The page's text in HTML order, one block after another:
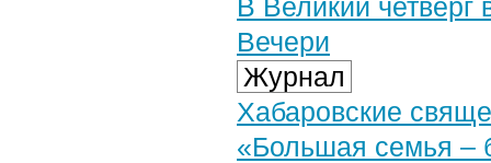
В Великий
Вечери
Журнал
Хабаровские
«Большая семья –